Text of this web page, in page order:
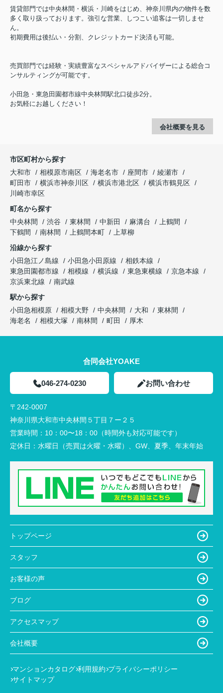
賃貸部門では中央林間・横浜・川崎をはじめ、神奈川県内の物件を数
多く取り扱っております。強引な営業、しつこい追客は一切しませ
ん。
初期費用は後払い・分割、クレジットカード決済も可能。
売買部門では経験・実績豊富なスペシャルアドバイザーによる総合コ
ンサルティングが可能です。
小田急・東急田園都市線中央林間駅北口徒歩2分。
お気軽にお越しください！
会社概要を見る
市区町村から探す
大和市
相模原市南区 海老名市 座間市
綾瀬市
町田市
横浜市神奈川区 横浜市港北区
横浜市鶴見区
川崎市幸区
町名から探す
中央林間
渋谷 東林間 中新田 麻溝台
上鶴間
下鶴間
南林間 上鶴間本町
上草柳
沿線から探す
小田急江ノ島線
小田急小田原線
相鉄本線
東急田園都市線
相模線 横浜線 東急東横線
京急本線
京浜東北線
南武線
駅から探す
小田急相模原
相模大野 中央林間 大和
東林間
海老名
相模大塚 南林間 町田 厚木
合同会社YOAKE
046-274-0230 お問い合わせ
〒242-0007
神奈川県大和市中央林間５丁目７ー２５
営業時間： 10：00〜18：00（時間外も対応可能です）
定休日： 水曜日（売買は火曜・水曜）、GW、夏季、年末年始
トップページ
スタッフ
お客様の声
ブログ
アクセスマップ
会社概要
マンションカタログ 利用規約 プライバシーポリシー
サイトマップ